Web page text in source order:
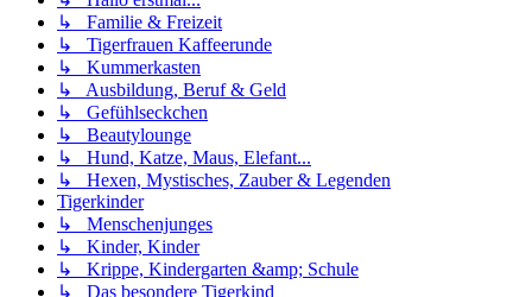
↳ Familie & Freizeit
↳ Tigerfrauen Kaffeerunde
↳ Kummerkasten
↳ Ausbildung, Beruf & Geld
↳ Gefühlseckchen
↳ Beautylounge
↳ Hund, Katze, Maus, Elefant...
↳ Hexen, Mystisches, Zauber & Legenden
Tigerkinder
↳ Menschenjunges
↳ Kinder, Kinder
↳ Krippe, Kindergarten &amp; Schule
↳ Das besondere Tigerkind